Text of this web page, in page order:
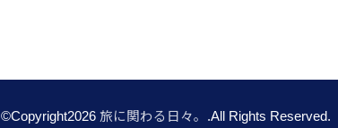
©Copyright2026 旅に関わる日々。 .All Rights Reserved.